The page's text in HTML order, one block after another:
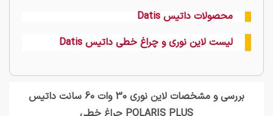
محصولات داتیس Datis
لیست لاین نوری و چراغ خطی داتیس Datis
بررسی و مشخصات لاین نوری 30 وات 60 سانت داتیس